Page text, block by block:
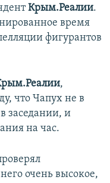
Крым.Реалии.
время
фигурантов
,
что Чапух не в
заседании, и
на час.
очень высокое,